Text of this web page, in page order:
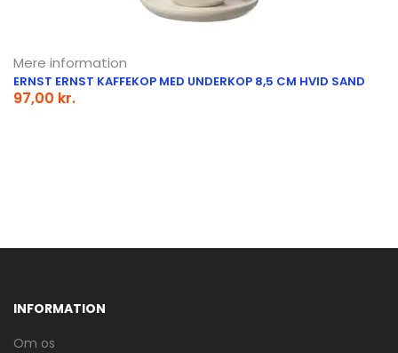
Mere information
ERNST ERNST KAFFEKOP MED UNDERKOP 8,5 CM HVID SAND
97,00 kr.
INFORMATION
Om os